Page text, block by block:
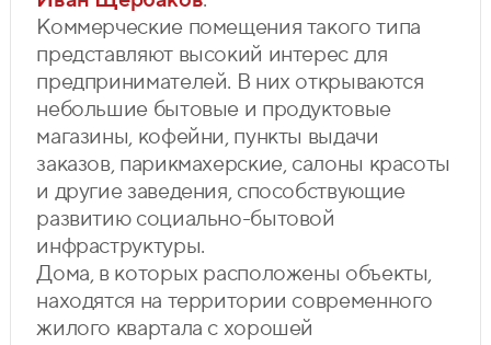
Коммерческие помещения такого типа
представляют высокий интерес для
предпринимателей. В них открываются
небольшие бытовые и продуктовые
магазины, кофейни, пункты выдачи
заказов, парикмахерские, салоны красоты
и другие заведения, способствующие
развитию социально-бытовой
инфраструктуры.
Дома, в которых расположены объекты,
находятся на территории современного
жилого квартала с хорошей